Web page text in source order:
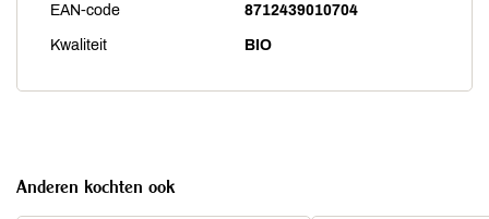
EAN-code 8712439010704
Kwaliteit BIO
Anderen kochten ook